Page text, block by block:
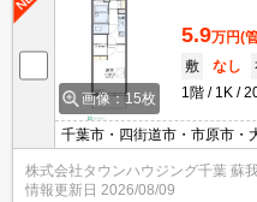
画像：15枚
5.9万円(
敷
なし
1階
1K
千葉市・四街道市・市原市・
ウンハウジング稲毛店にお任
株式会社タウンハウジング千葉 蘇
情報更新日 2026/08/09